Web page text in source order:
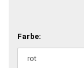
Farbe: